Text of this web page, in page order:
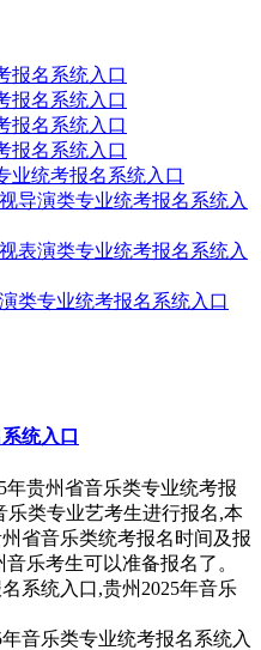
报名系统入口
报名系统入口
报名系统入口
报名系统入口
业统考报名系统入口
导演类专业统考报名系统入
表演类专业统考报名系统入
类专业统考报名系统入口
统入口
年贵州省音乐类专业统考报
类专业艺考生进行报名,本
省音乐类统考报名时间及报
乐考生可以准备报名了。
音乐类专业统考报名系统入